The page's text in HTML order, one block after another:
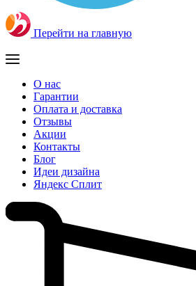
Перейти на главную
О нас
Гарантии
Оплата и доставка
Отзывы
Акции
Контакты
Блог
Идеи дизайна
Яндекс Сплит